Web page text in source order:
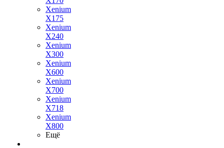
Xenium
X175
Xenium
X240
Xenium
X300
Xenium
X600
Xenium
X700
Xenium
X718
Xenium
X800
Ещё